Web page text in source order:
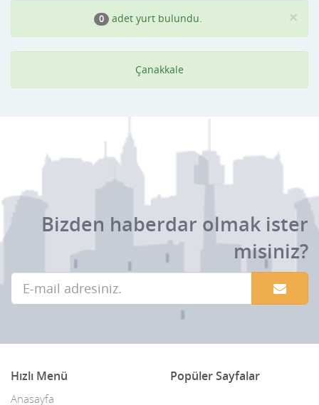
Kız Pansiyonları ×
0 adet yurt bulundu.
Çanakkale
Bizden haberdar olmak ister
misiniz?
Hızlı Menü
Anasayfa
Popüler Sayfalar